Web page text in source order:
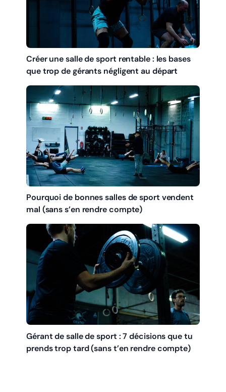
Créer une salle de sport rentable : les bases
que trop de gérants négligent au départ
Pourquoi de bonnes salles de sport vendent
mal (sans s’en rendre compte)
Gérant de salle de sport : 7 décisions que tu
prends trop tard (sans t’en rendre compte)